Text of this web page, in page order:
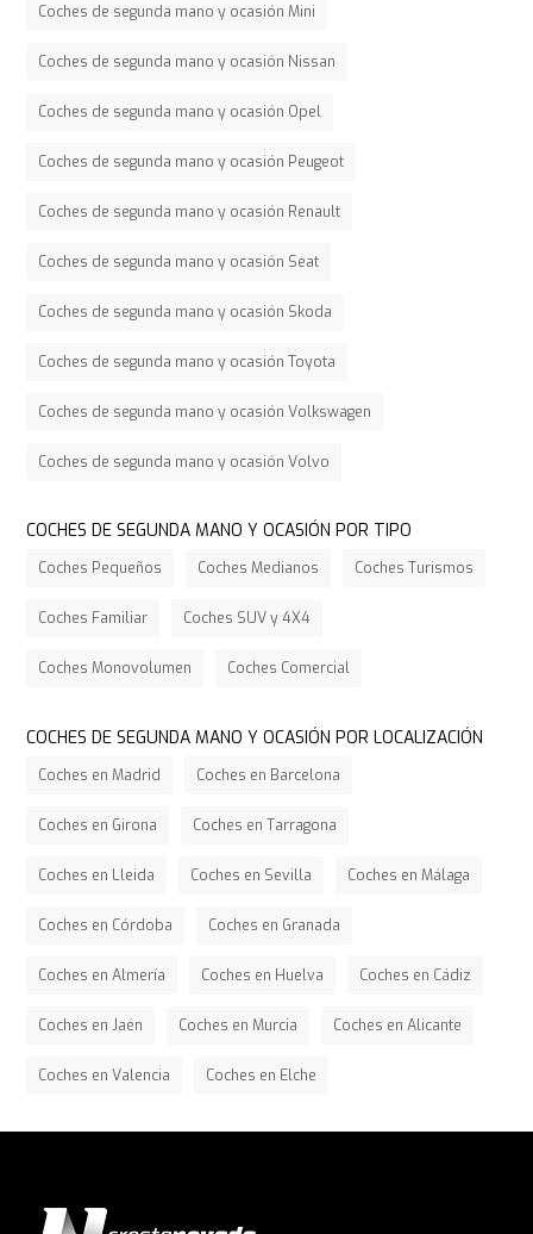
Coches de segunda mano y ocasión Mini
Coches de segunda mano y ocasión Nissan
Coches de segunda mano y ocasión Opel
Coches de segunda mano y ocasión Peugeot
Coches de segunda mano y ocasión Renault
Coches de segunda mano y ocasión Seat
Coches de segunda mano y ocasión Skoda
Coches de segunda mano y ocasión Toyota
Coches de segunda mano y ocasión Volkswagen
Coches de segunda mano y ocasión Volvo
COCHES DE SEGUNDA MANO Y OCASIÓN POR TIPO
Coches Pequeños Coches Medianos Coches Turismos
Coches Familiar Coches SUV y 4X4
Coches Monovolumen Coches Comercial
COCHES DE SEGUNDA MANO Y OCASIÓN POR LOCALIZACIÓN
Coches en Madrid Coches en Barcelona
Coches en Girona Coches en Tarragona
Coches en Lleida Coches en Sevilla Coches en Málaga
Coches en Córdoba Coches en Granada
Coches en Almería Coches en Huelva Coches en Cádiz
Coches en Jaén Coches en Murcia Coches en Alicante
Coches en Valencia Coches en Elche